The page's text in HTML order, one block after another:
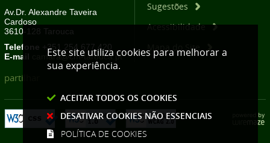
Av.Dr. Alexandre Taveira
Cardoso
3610-128 Tarouca
Telefone +351 254 677 420
E-mail
camara@cm-tarouca.pt
Sugestões
Acessibilidade
Mapa do Site
partilhar
Este site utiliza cookies para melhorar a
sua experiência.
ACEITAR TODOS OS COOKIES
DESATIVAR COOKIES NÃO ESSENCIAIS
POLÍTICA DE COOKIES